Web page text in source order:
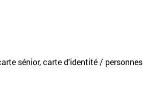
sénior, carte d'identité / personnes